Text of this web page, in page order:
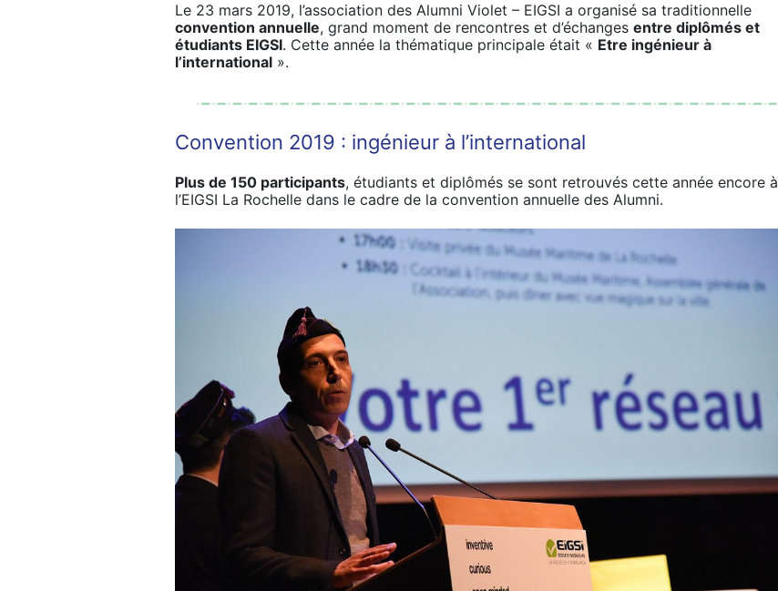
Le 23 mars 2019, l’association des Alumni Violet – EIGSI a organisé sa traditionnelle
convention annuelle, grand moment de rencontres et d’échanges entre diplômés et
étudiants EIGSI. Cette année la thématique principale était « Etre ingénieur à
l’international ».
Convention 2019 : ingénieur à l’international
Plus de 150 participants, étudiants et diplômés se sont retrouvés cette année encore à
l’EIGSI La Rochelle dans le cadre de la convention annuelle des Alumni.